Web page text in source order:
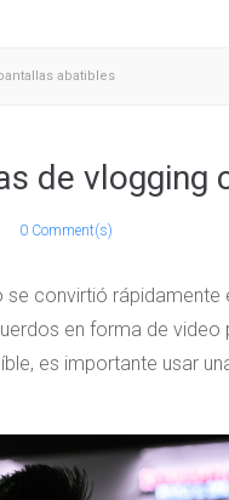
abatibles
de vlogging
0 Comment(s)
convirtió rápidamente
en forma de
es importante usar